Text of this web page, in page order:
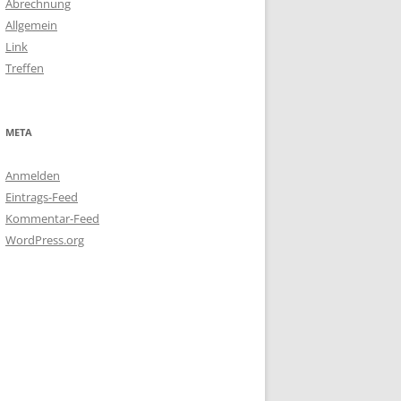
Abrechnung
Allgemein
Link
Treffen
META
Anmelden
Eintrags-Feed
Kommentar-Feed
WordPress.org